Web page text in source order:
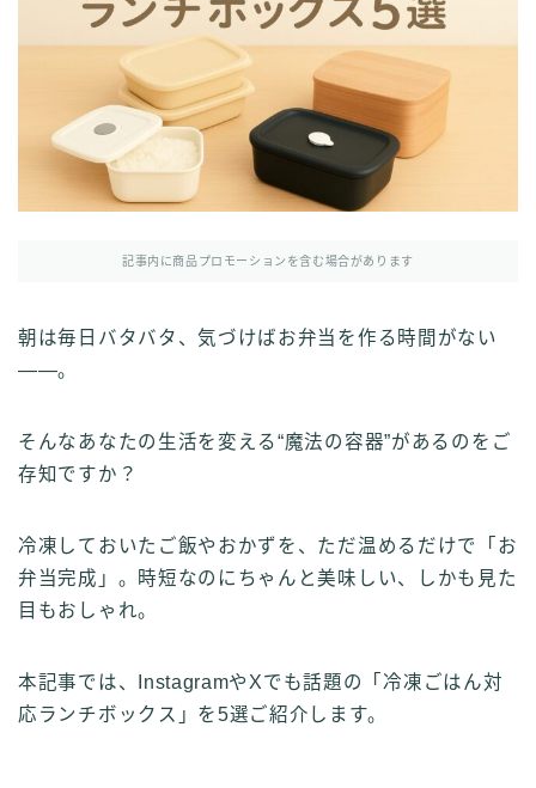
お問い合わせ
記事内に商品プロモーションを含む場合があります
朝は毎日バタバタ、気づけばお弁当を作る時間がない
——。
そんなあなたの生活を変える“魔法の容器”があるのをご
存知ですか？
冷凍しておいたご飯やおかずを、ただ温めるだけで「お
弁当完成」。時短なのにちゃんと美味しい、しかも見た
目もおしゃれ。
本記事では、InstagramやXでも話題の「冷凍ごはん対
応ランチボックス」を5選ご紹介します。